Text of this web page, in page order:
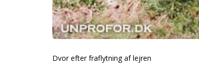
Dvor efter fraflytning af lejren